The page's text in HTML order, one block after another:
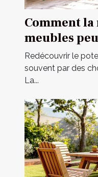
Comment
meubles
intérieur ?
Redécouvrir le
souvent par des
La...